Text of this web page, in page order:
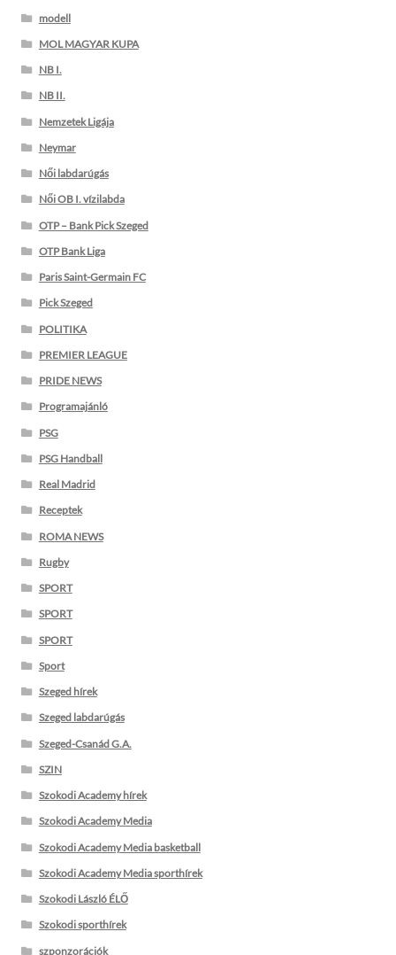
modell
MOL MAGYAR KUPA
NB I.
NB II.
Nemzetek Ligája
Neymar
Női labdarúgás
Női OB I. vízilabda
OTP – Bank Pick Szeged
OTP Bank Liga
Paris Saint-Germain FC
Pick Szeged
POLITIKA
PREMIER LEAGUE
PRIDE NEWS
Programajánló
PSG
PSG Handball
Real Madrid
Receptek
ROMA NEWS
Rugby
SPORT
SPORT
SPORT
Sport
Szeged hírek
Szeged labdarúgás
Szeged-Csanád G.A.
SZIN
Szokodi Academy hírek
Szokodi Academy Media
Szokodi Academy Media basketball
Szokodi Academy Media sporthírek
Szokodi László ÉLŐ
Szokodi sporthírek
szponzorációk